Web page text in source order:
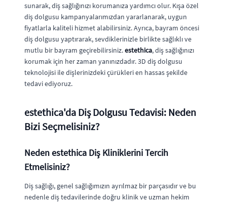
sunarak, diş sağlığınızı korumanıza yardımcı olur. Kışa özel
diş dolgusu kampanyalarımızdan yararlanarak, uygun
fiyatlarla kaliteli hizmet alabilirsiniz. Ayrıca, bayram öncesi
diş dolgusu yaptırarak, sevdiklerinizle birlikte sağlıklı ve
mutlu bir bayram geçirebilirsiniz.estethica, diş sağlığınızı
korumak için her zaman yanınızdadır. 3D diş dolgusu
teknolojisi ile dişlerinizdeki çürükleri en hassas şekilde
tedavi ediyoruz.
estethica'da Diş Dolgusu Tedavisi: Neden
Bizi Seçmelisiniz?
Neden estethica Diş Kliniklerini Tercih
Etmelisiniz?
Diş sağlığı, genel sağlığımızın ayrılmaz bir parçasıdır ve bu
nedenle diş tedavilerinde doğru klinik ve uzman hekim